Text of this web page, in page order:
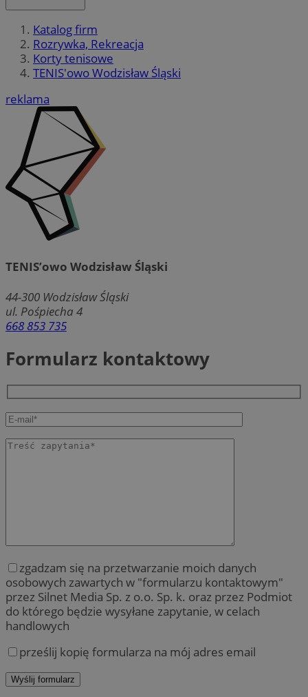
Katalog firm
Rozrywka, Rekreacja
Korty tenisowe
TENIS'owo Wodzisław Śląski
reklama
TENIS’owo Wodzisław Śląski
44-300 Wodzisław Śląski
ul. Pośpiecha 4
668 853 735
Formularz kontaktowy
zgadzam się na przetwarzanie moich danych
osobowych zawartych w "formularzu kontaktowym"
przez Silnet Media Sp. z o.o. Sp. k. oraz przez Podmiot
do którego będzie wysyłane zapytanie, w celach
handlowych
prześlij kopię formularza na mój adres email